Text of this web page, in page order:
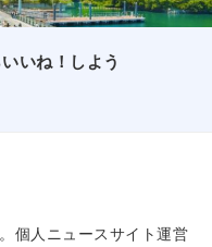
いね！しよう
個人ニュースサイト運営